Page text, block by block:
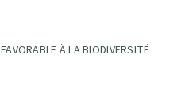
FAVORABLE À LA BIODIVERSITÉ